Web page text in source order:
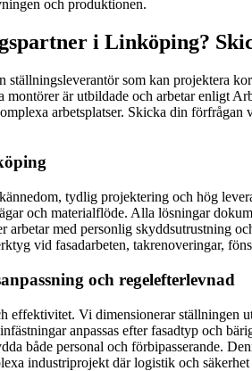
och produktionen.
i Linköping?
ställningsleverantör som kan projektera
är utbildade och arbetar enligt
arbetsplatser. Skicka din
tydlig projektering och hög
och materialflöde. Alla lösningar
arbetar med personlig skyddsutrustning
vid fasadarbeten, takrenoveringar,
och regelefterlevnad
effektivitet. Vi dimensionerar
anpassas efter fasadtyp och
både personal och förbipasserande.
industriprojekt där logistik och